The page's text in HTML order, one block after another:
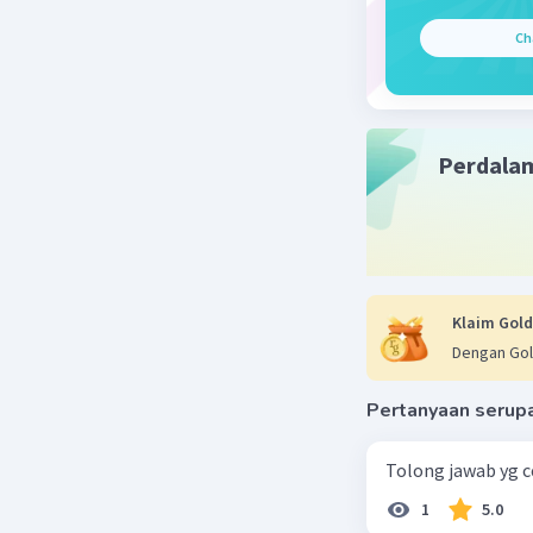
Ciri-ciri
1.
3.
Planet
Jovian
Beri
Klaim
Dengan
Pertanyaan
Tolong jawab yg
1 5.0